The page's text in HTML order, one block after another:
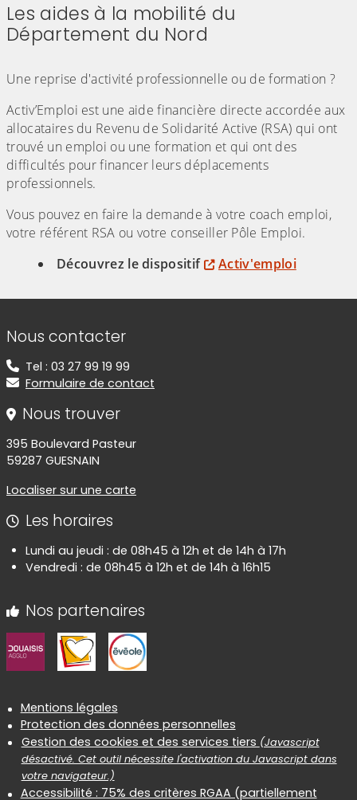
Les aides à la mobilité du
Département du Nord
Une reprise d'activité professionnelle ou de formation ?
Activ’Emploi est une aide financière directe accordée aux
allocataires du Revenu de Solidarité Active (RSA) qui ont
trouvé un emploi ou une formation et qui ont des
difficultés pour financer leurs déplacements
professionnels.
Vous pouvez en faire la demande à votre coach emploi,
votre référent RSA ou votre conseiller Pôle Emploi.
Découvrez le dispositif
Activ'emploi
Informations de contact
Nous contacter
Tel : 03 27 99 19 99
Formulaire de contact
Nous trouver
395 Boulevard Pasteur
59287 GUESNAIN
Localiser sur une carte
Les horaires
Lundi au jeudi : de 08h45 à 12h et de 14h à 17h
Vendredi : de 08h45 à 12h et de 14h à 16h15
Nos partenaires
Informations réglementaires
Mentions légales
Protection des données personnelles
Gestion des cookies et des services tiers (Javascript
désactivé. Cet outil nécessite l'activation du Javascript dans
votre navigateur.)
Accessibilité : 75% des critères RGAA (partiellement